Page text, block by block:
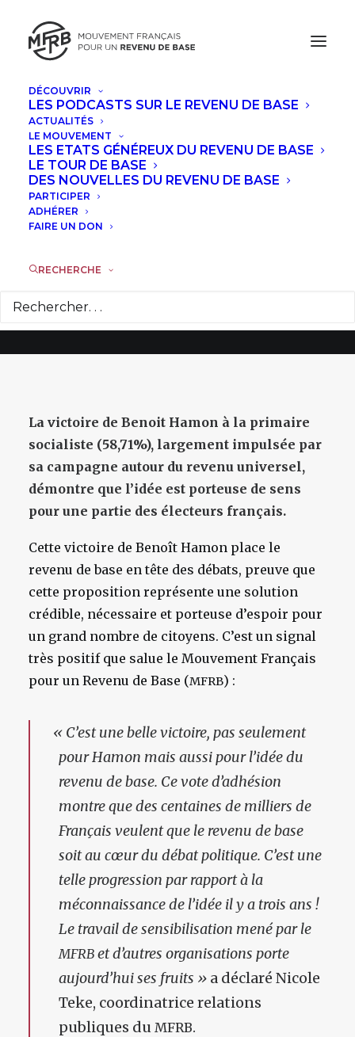
DÉCOUVRIR
LES PODCASTS SUR LE REVENU DE BASE
ACTUALITÉS
LE MOUVEMENT
LES ETATS GÉNÉREUX DU REVENU DE BASE
LE TOUR DE BASE
DES NOUVELLES DU REVENU DE BASE
PARTICIPER
ADHÉRER
FAIRE UN DON
RECHERCHE
Le revenu universel,
candidat des
La victoire de Benoit Hamon à la primaire
socialiste (58,71%), largement impulsée par
sa campagne autour du revenu universel,
démontre que l’idée est porteuse de sens
pour une partie des électeurs français.
Cette victoire de Benoît Hamon place le
revenu de base en tête des débats, preuve que
cette proposition représente une solution
crédible, nécessaire et porteuse d’espoir pour
un grand nombre de citoyens. C’est un signal
très positif que salue le Mouvement Français
pour un Revenu de Base (MFRB) :
«C’est une belle victoire, pas seulement
pour Hamon mais aussi pour l’idée du
revenu de base. Ce vote d’adhésion
montre que des centaines de milliers de
Français veulent que le revenu de base
soit au cœur du débat politique. C’est une
telle progression par rapport à la
méconnaissance de l’idée il y a trois ans !
Le travail de sensibilisation mené par le
MFRB et d’autres organisations porte
aujourd’hui ses fruits » a déclaré Nicole
Teke, coordinatrice relations
publiques du MFRB.